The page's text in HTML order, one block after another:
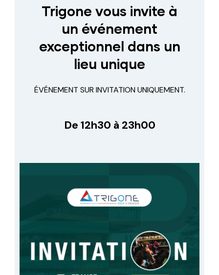
Trigone vous invite à
un événement
exceptionnel dans un
lieu unique
ÉVÉNEMENT SUR INVITATION UNIQUEMENT.
De 12h30 à 23h00